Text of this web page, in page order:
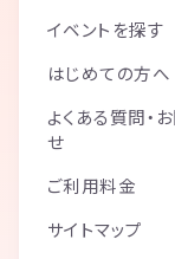
イベントを探す
はじめての方へ
よくある質問・
せ
ご利用料金
サイトマップ